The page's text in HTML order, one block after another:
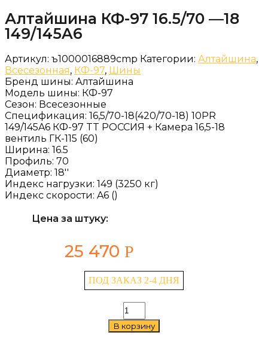
Алтайшина КФ-97 16.5/70 —18
149/145A6
Артикул: ъ1000016889cmp Категории: Алтайшина,
Всесезонная, КФ-97, Шины
Бренд шины: Алтайшина
Модель шины: КФ-97
Сезон: Всесезонные
Спецификация: 16,5/70-18(420/70-18) 10PR
149/145A6 КФ-97 TT РОССИЯ + Камера 16,5-18
вентиль ГК-115 (60)
Ширина: 16.5
Профиль: 70
Диаметр: 18''
Индекс нагрузки: 149 (3250 кг)
Индекс скорости: A6 ()
Цена за штуку:
25 470 Р
ПОД ЗАКАЗ 2-4 ДНЯ
Количество
товара
Алтайшина
В корзину